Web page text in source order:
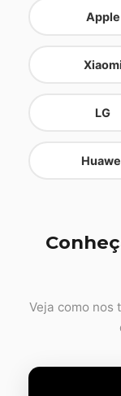
Apple
Xiaomi
LG
Veja como nos